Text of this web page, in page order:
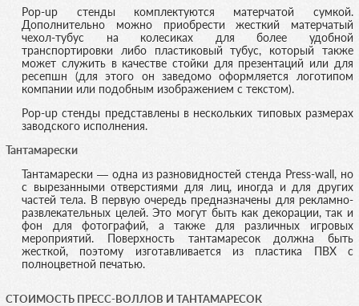
Pop-up стенды комплектуются матерчатой сумкой.
Дополнительно можно приобрести жесткий матерчатый
чехол-тубус на колесиках для более удобной
транспортировки либо пластиковый тубус, который также
может служить в качестве стойки для презентаций или для
ресепшн (для этого он заведомо оформляется логотипом
компании или подобным изображением с текстом).
Pop-up стенды представлены в нескольких типовых размерах
заводского исполнения.
Тантамарески
Тантамарески — одна из разновидностей стенда Press-wall, но
с вырезанными отверстиями для лиц, иногда и для других
частей тела. В первую очередь предназначены для рекламно-
развлекательных целей. Это могут быть как декорации, так и
фон для фотографий, а также для различных игровых
мероприятий. Поверхность тантамаресок должна быть
жесткой, поэтому изготавливается из пластика ПВХ с
полноцветной печатью.
СТОИМОСТЬ ПРЕСС-ВОЛЛОВ И ТАНТАМАРЕСОК